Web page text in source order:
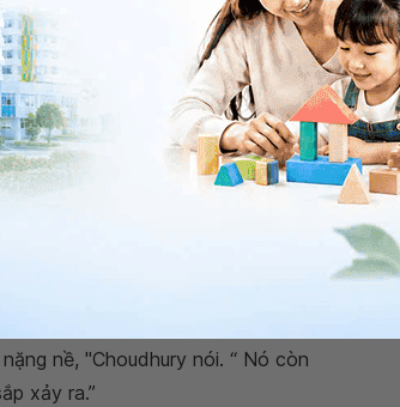
cảm thấy đau âm ỉ
châm cứu nhưng chắc chắn là người
trường hợp, cảm giác đau sẽ
"Nếu bệnh nhân của tôi vẫn tiếp tục
cứu thường không hề gây khó chịu
hiệu quả. Thật tốt khi mà bạn cảm
nề, "Choudhury nói. “ Nó còn
xảy ra.”